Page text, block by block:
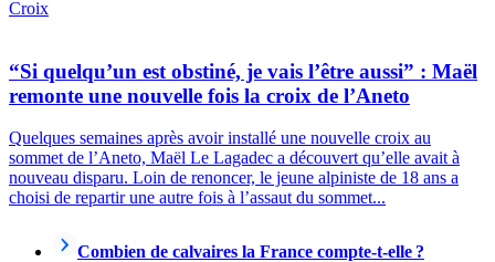
Croix
“Si quelqu’un est obstiné, je vais l’être aussi” : Maël
remonte une nouvelle fois la croix de l’Aneto
Quelques semaines après avoir installé une nouvelle croix au
sommet de l’Aneto, Maël Le Lagadec a découvert qu’elle avait à
nouveau disparu. Loin de renoncer, le jeune alpiniste de 18 ans a
choisi de repartir une autre fois à l’assaut du sommet...
Combien de calvaires la France compte-t-elle ?